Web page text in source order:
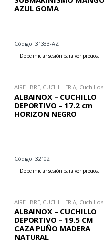
AZUL GOMA
Código: 31333-AZ
Debe iniciar sesión para ver precios.
AIRELIBRE, CUCHILLERIA, Cuchillos
ALBAINOX – CUCHILLO
DEPORTIVO – 17.2 cm
HORIZON NEGRO
Código: 32102
Debe iniciar sesión para ver precios.
AIRELIBRE, CUCHILLERIA, Cuchillos
Deportivos
ALBAINOX – CUCHILLO
DEPORTIVO – 19.5 CM
CAZA PUÑO MADERA
NATURAL